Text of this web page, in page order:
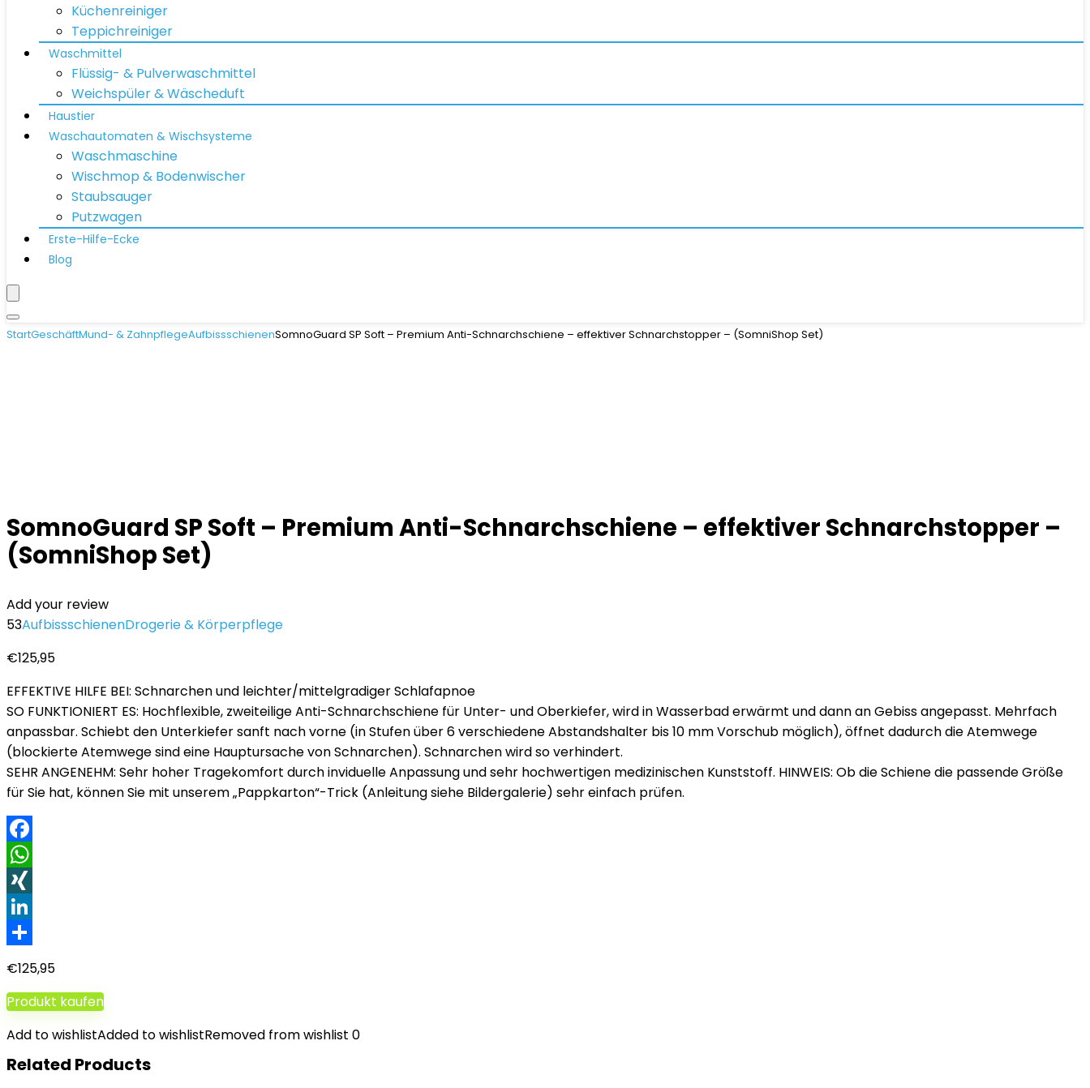
Küchenreiniger
Teppichreiniger
Waschmittel
Flüssig- & Pulverwaschmittel
Weichspüler & Wäscheduft
Haustier
Waschautomaten & Wischsysteme
Waschmaschine
Wischmop & Bodenwischer
Staubsauger
Putzwagen
Erste-Hilfe-Ecke
Blog
StartGeschäftMund- & ZahnpflegeAufbissschienenSomnoGuard SP Soft – Premium Anti-Schnarchschiene – effektiver Schnarchstopper – (SomniShop Set)
SomnoGuard SP Soft – Premium Anti-Schnarchschiene – effektiver Schnarchstopper –
(SomniShop Set)
Add your review
53AufbissschienenDrogerie & Körperpflege
€125,95
EFFEKTIVE HILFE BEI: Schnarchen und leichter/mittelgradiger Schlafapnoe
SO FUNKTIONIERT ES: Hochflexible, zweiteilige Anti-Schnarchschiene für Unter- und Oberkiefer, wird in Wasserbad erwärmt und dann an Gebiss angepasst. Mehrfach
anpassbar. Schiebt den Unterkiefer sanft nach vorne (in Stufen über 6 verschiedene Abstandshalter bis 10 mm Vorschub möglich), öffnet dadurch die Atemwege
(blockierte Atemwege sind eine Hauptursache von Schnarchen). Schnarchen wird so verhindert.
SEHR ANGENEHM: Sehr hoher Tragekomfort durch inviduelle Anpassung und sehr hochwertigen medizinischen Kunststoff. HINWEIS: Ob die Schiene die passende Größe
für Sie hat, können Sie mit unserem „Pappkarton“-Trick (Anleitung siehe Bildergalerie) sehr einfach prüfen.
Facebook
WhatsApp
XING
LinkedIn
€125,95
Produkt kaufen
Add to wishlistAdded to wishlistRemoved from wishlist 0
Related Products